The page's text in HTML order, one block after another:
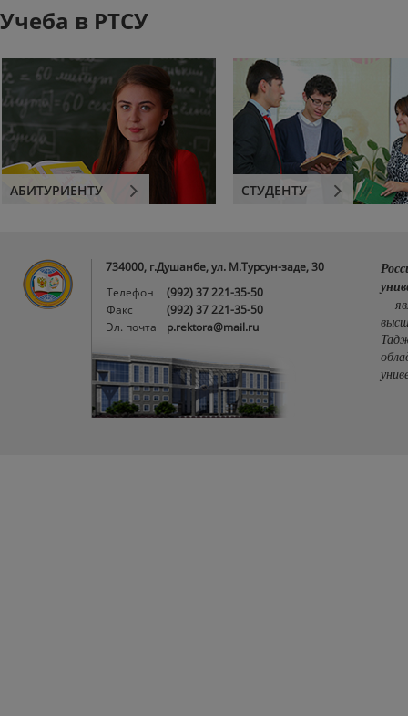
Учеба в РТСУ
АБИТУРИЕНТУ СТУДЕНТУ
734000, г.Душанбе, ул. М.Турсун-заде, 30
Телефон
(992) 37 221-35-50
Факс
(992) 37 221-35-50
Эл. почта
p.rektora@mail.ru
—